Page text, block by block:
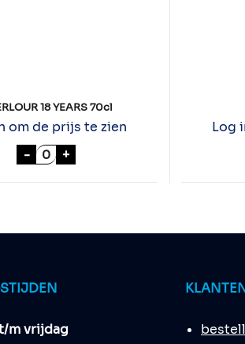
18 YEARS 70cl
om de prijs te zien
- ABERLOUR 18 YEARS 70cl aantal
+
Log
m vrijdag